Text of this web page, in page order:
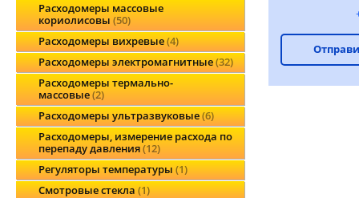
Расходомеры массовые
кориолисовы 50
Расходомеры вихревые 4
Расходомеры электромагнитные 32
Расходомеры термально-
массовые 2
Расходомеры ультразвуковые 6
Расходомеры, измерение расхода по
перепаду давления 12
Регуляторы температуры 1
Смотровые стекла 1